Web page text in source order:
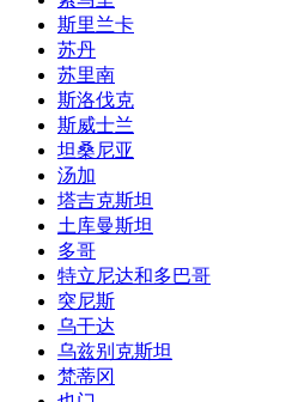
斯里兰卡
苏丹
苏里南
斯洛伐克
斯威士兰
坦桑尼亚
汤加
塔吉克斯坦
土库曼斯坦
多哥
特立尼达和多巴哥
突尼斯
乌干达
乌兹别克斯坦
梵蒂冈